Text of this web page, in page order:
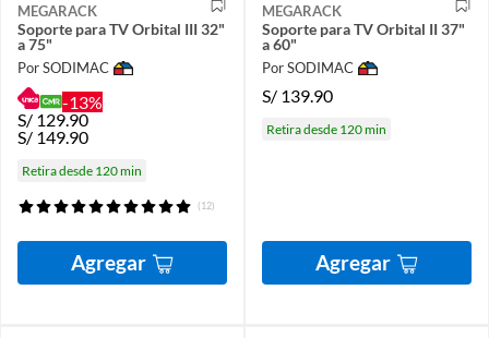
MEGARACK
Soporte para TV Orbital III 32"
a 75"
Por SODIMAC
-13%
S/ 129.90
S/ 149.90
Retira desde 120 min
(12)
Agregar
MEGARACK
Soporte para TV Orbital II 37"
a 60"
Por SODIMAC
S/ 139.90
Retira desde 120 min
Agregar